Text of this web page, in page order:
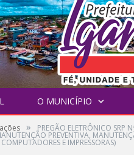
O MUNICÍPIO
» PREGÃO ELETRÔNICO SRP
PREVENTIVA,
E IMPRESSORAS)